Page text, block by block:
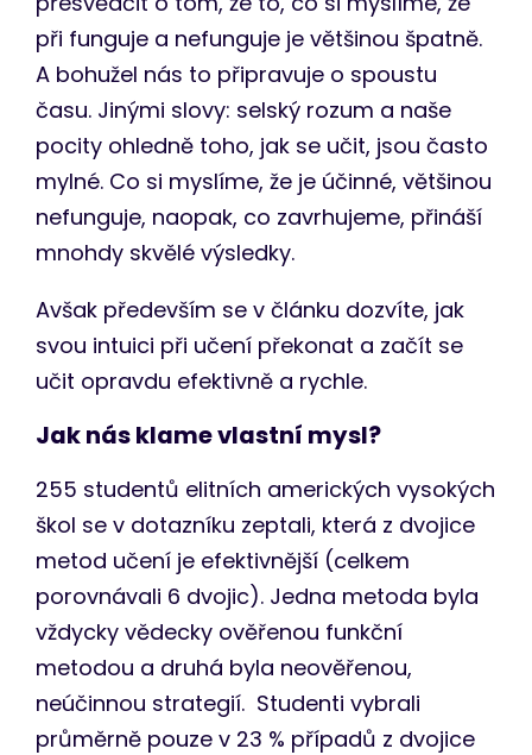
při funguje a nefunguje je většinou špatně.
A bohužel nás to připravuje o spoustu
času. Jinými slovy: selský rozum a naše
pocity ohledně toho, jak se učit, jsou často
mylné. Co si myslíme, že je účinné, většinou
nefunguje, naopak, co zavrhujeme, přináší
mnohdy skvělé výsledky.
Avšak především se v článku dozvíte, jak
svou intuici při učení překonat a začít se
učit opravdu efektivně a rychle.
Jak nás klame vlastní mysl?
255 studentů elitních amerických vysokých
škol se v dotazníku zeptali, která z dvojice
metod učení je efektivnější (celkem
porovnávali 6 dvojic). Jedna metoda byla
vždycky vědecky ověřenou funkční
metodou a druhá byla neověřenou,
neúčinnou strategií. Studenti vybrali
průměrně pouze v 23 % případů z dvojice